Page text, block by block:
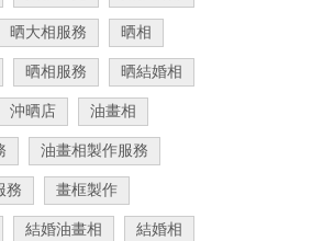
晒大相服務 晒相
晒相服務 晒結婚相
沖晒店 油畫相
油畫相製作服務
務 畫框製作
結婚油畫相 結婚相